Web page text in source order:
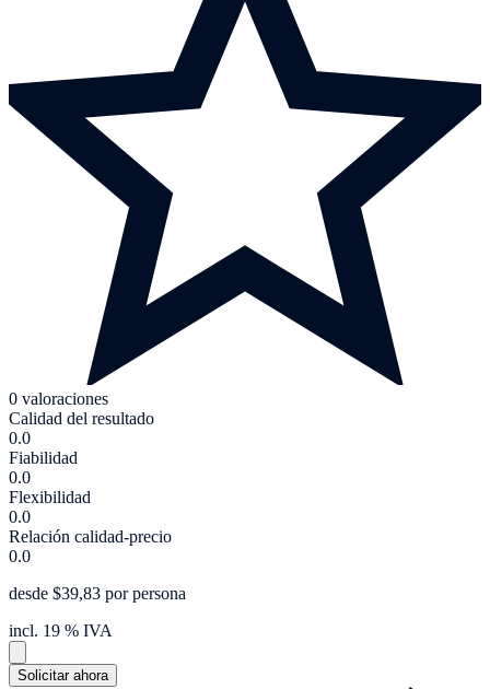
0 valoraciones
Calidad del resultado
0.0
Fiabilidad
0.0
Flexibilidad
0.0
Relación calidad-precio
0.0
desde $39,83 por persona
incl. 19 % IVA
Solicitar ahora